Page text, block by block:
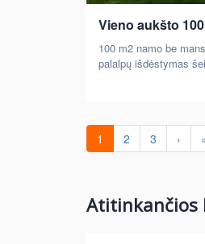
Vieno aukšto
100 m2 namo be
palalpų išdėstymas
1 2 3 ›
Atitinkančios